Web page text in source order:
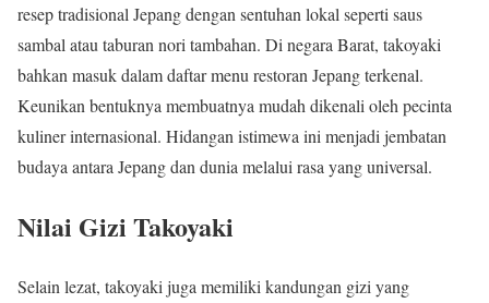
resep tradisional Jepang dengan sentuhan lokal seperti saus
sambal atau taburan nori tambahan. Di negara Barat, takoyaki
bahkan masuk dalam daftar menu restoran Jepang terkenal.
Keunikan bentuknya membuatnya mudah dikenali oleh pecinta
kuliner internasional. Hidangan istimewa ini menjadi jembatan
budaya antara Jepang dan dunia melalui rasa yang universal.
Nilai Gizi Takoyaki
Selain lezat, takoyaki juga memiliki kandungan gizi yang